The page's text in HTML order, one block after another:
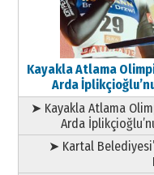
Kayakla Atlama
Arda
➤ Kayakla Atlama
Arda
➤ Kartal